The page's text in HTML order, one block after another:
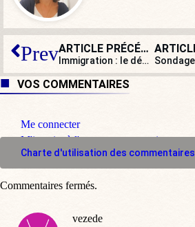
Prev ARTICLE PRÉCÉDENT
Immigration : le désastreux accord franco-algérien demeure, à qui la faute ?
VOS COMMENTAIRES
Me connecter
M'inscrire à l'espace commentaire
Charte d'utilisation des commentaires
vezede
Commentaires fermés.